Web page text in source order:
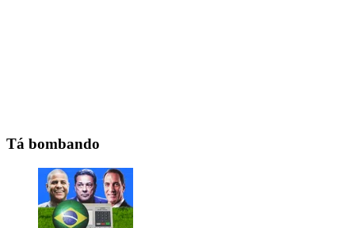
Tá bombando